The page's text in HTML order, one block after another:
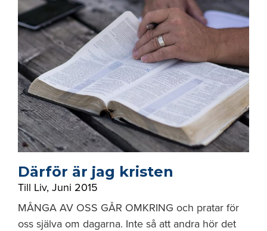
Därför är jag kristen
Till Liv, Juni 2015
MÅNGA AV OSS GÅR OMKRING och pratar för
oss själva om dagarna. Inte så att andra hör det